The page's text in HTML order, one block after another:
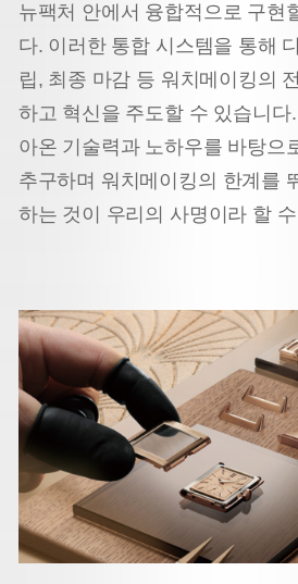
뉴팩처 안에서 융합적으로 구현
다. 이러한 통합 시스템을 통해
립, 최종 마감 등 워치메이킹의
하고 혁신을 주도할 수 있습니
아온 기술력과 노하우를 바탕으
추구하며 워치메이킹의 한계를
하는 것이 우리의 사명이라 할